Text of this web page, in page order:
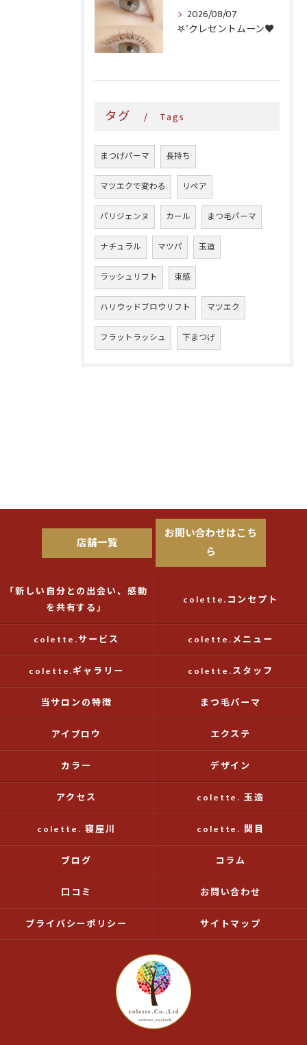
2026/08/07
𖤐′クレセントムーン♥️
タグ Tags
まつげパーマ 長持ち
マツエクで変わる リペア
パリジェンヌ カール まつ毛パーマ
ナチュラル マツパ 玉造
ラッシュリフト 束感
ハリウッドブロウリフト マツエク
フラットラッシュ 下まつげ
店舗一覧
お問い合わせはこち
ら
「新しい自分との出会い、感動
を共有する」
colette.コンセプト
colette.サービス colette.メニュー
colette.ギャラリー colette.スタッフ
当サロンの特徴 まつ毛パーマ
アイブロウ エクステ
カラー デザイン
アクセス colette. 玉造
colette. 寝屋川 colette. 関目
ブログ コラム
口コミ お問い合わせ
プライバシーポリシー サイトマップ